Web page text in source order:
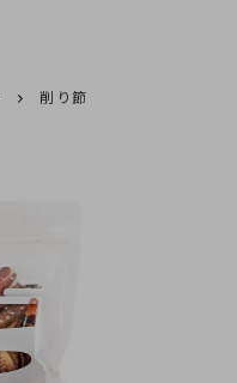
削り節